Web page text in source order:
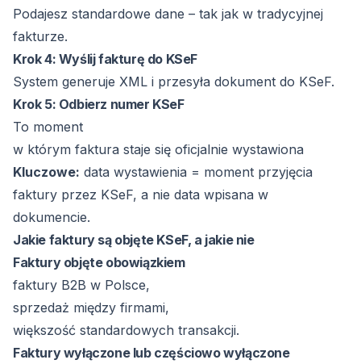
Podajesz standardowe dane – tak jak w tradycyjnej
fakturze.
Krok 4: Wyślij fakturę do KSeF
System generuje XML i przesyła dokument do KSeF.
Krok 5: Odbierz numer KSeF
To moment
w którym faktura staje się oficjalnie wystawiona
Kluczowe: data wystawienia = moment przyjęcia
faktury przez KSeF, a nie data wpisana w
dokumencie.
Jakie faktury są objęte KSeF, a jakie nie
Faktury objęte obowiązkiem
faktury B2B w Polsce,
sprzedaż między firmami,
większość standardowych transakcji.
Faktury wyłączone lub częściowo wyłączone